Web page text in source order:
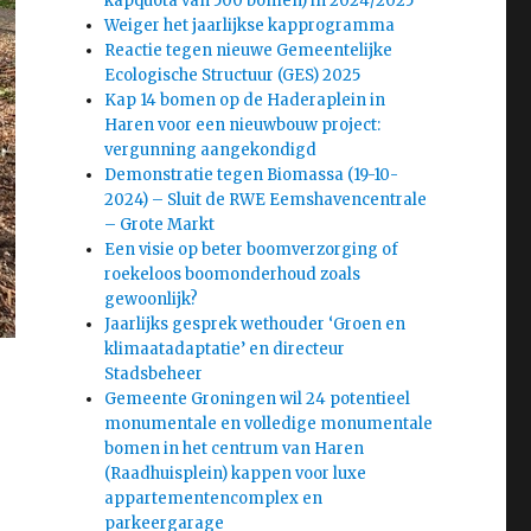
Weiger het jaarlijkse kapprogramma
Reactie tegen nieuwe Gemeentelijke
Ecologische Structuur (GES) 2025
Kap 14 bomen op de Haderaplein in
Haren voor een nieuwbouw project:
vergunning aangekondigd
Demonstratie tegen Biomassa (19-10-
2024) – Sluit de RWE Eemshavencentrale
– Grote Markt
Een visie op beter boomverzorging of
roekeloos boomonderhoud zoals
gewoonlijk?
Jaarlijks gesprek wethouder ‘Groen en
klimaatadaptatie’ en directeur
Stadsbeheer
Gemeente Groningen wil 24 potentieel
monumentale en volledige monumentale
bomen in het centrum van Haren
(Raadhuisplein) kappen voor luxe
appartementencomplex en
parkeergarage